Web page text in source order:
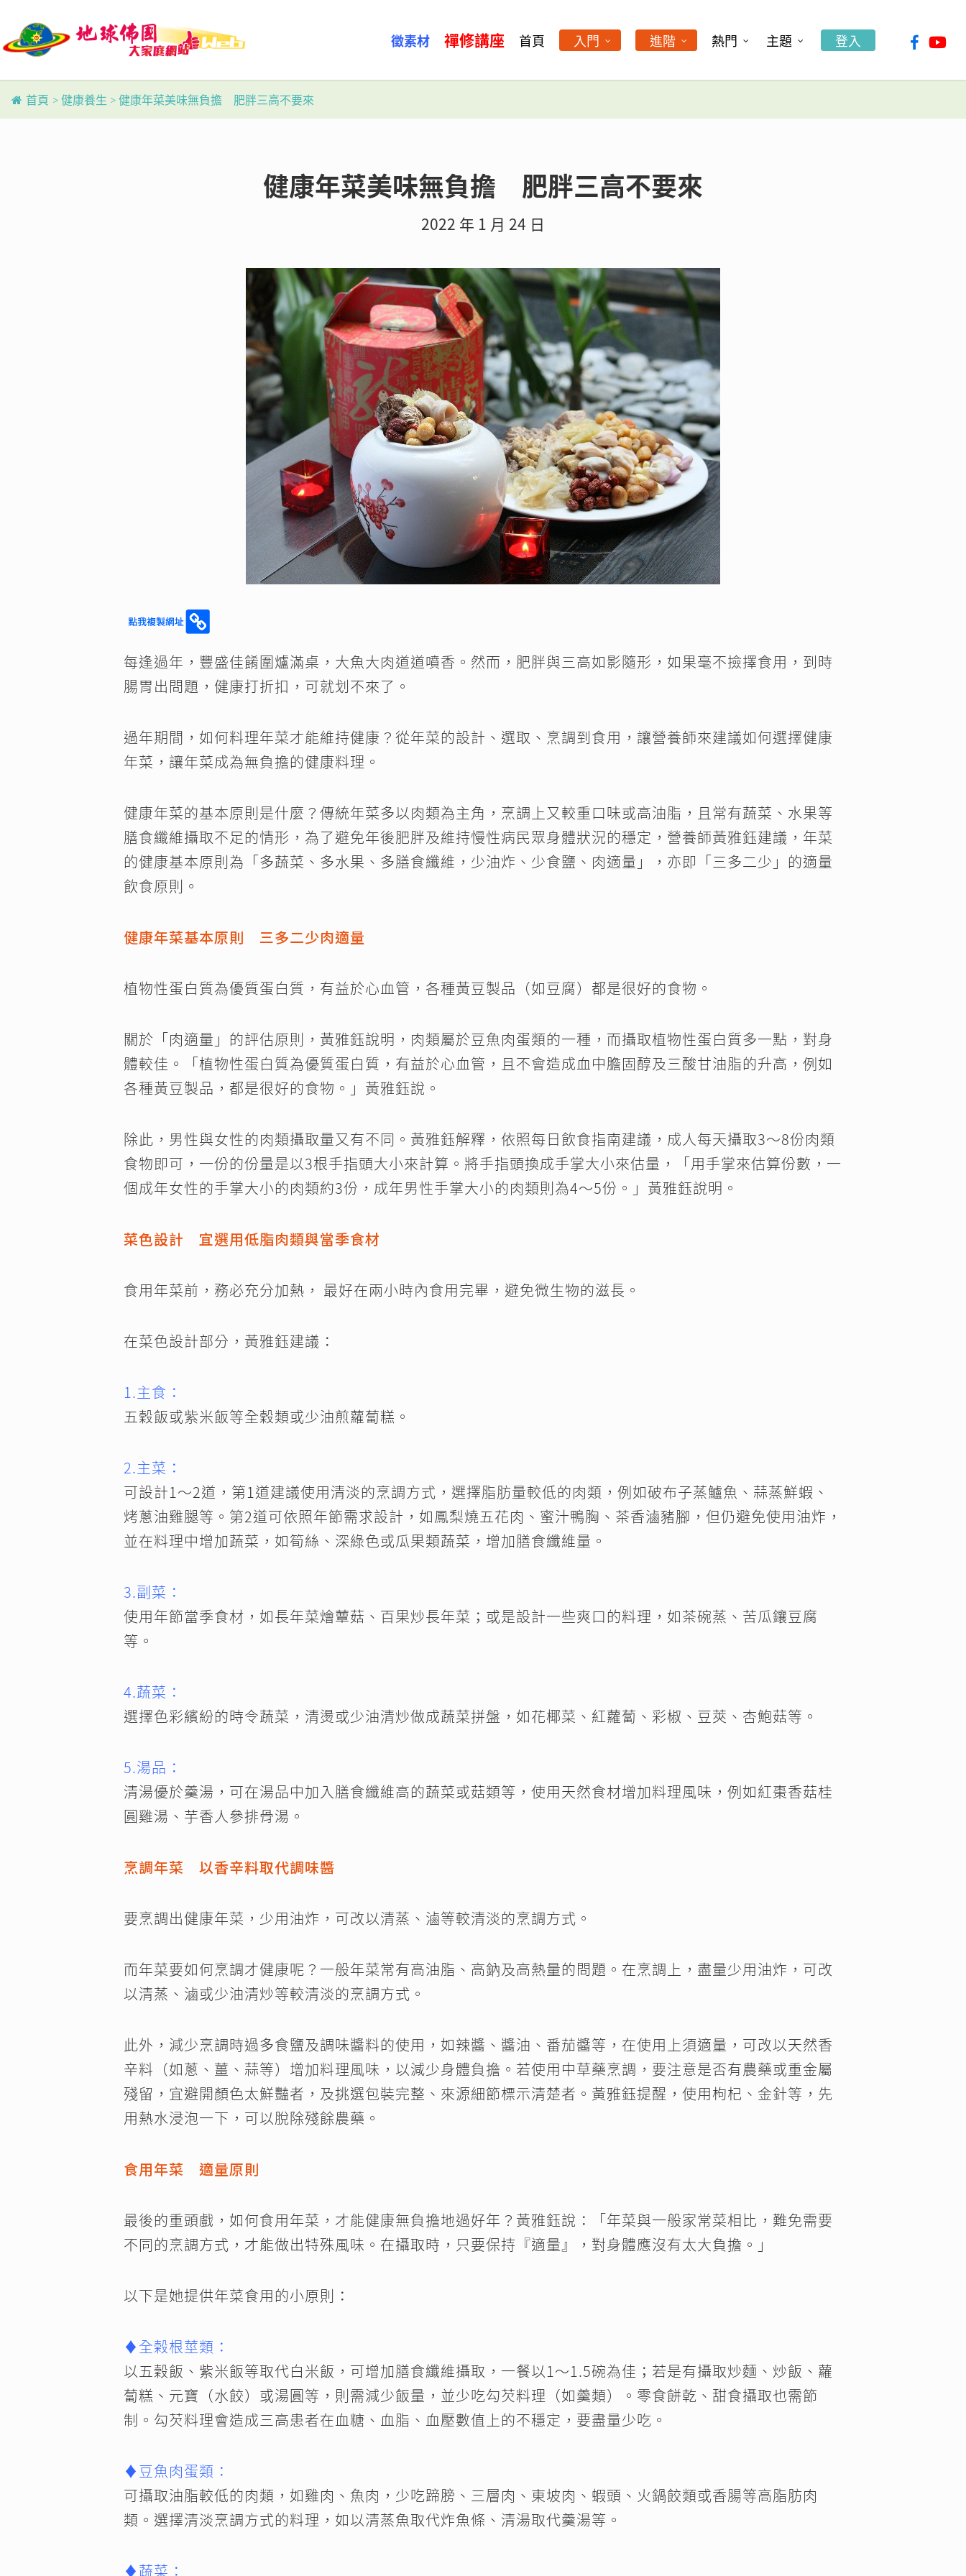
main
content
徵素材 禪修講座 首頁 入門 進階 熱門 主題 登入 facebook
首頁 > 健康養生 > 健康年菜美味無負擔 肥胖三高不要來
健康年菜美味無負擔 肥胖三高不要來
2022 年 1 月 24 日
每逢過年，豐盛佳餚圍爐滿桌，大魚大肉道道噴香。然而，肥胖與三高如影隨形，如果毫不撿擇食用，到時
腸胃出問題，健康打折扣，可就划不來了。
過年期間，如何料理年菜才能維持健康？從年菜的設計、選取、烹調到食用，讓營養師來建議如何選擇健康
年菜，讓年菜成為無負擔的健康料理。
健康年菜的基本原則是什麼？傳統年菜多以肉類為主角，烹調上又較重口味或高油脂，且常有蔬菜、水果等
膳食纖維攝取不足的情形，為了避免年後肥胖及維持慢性病民眾身體狀況的穩定，營養師黃雅鈺建議，年菜
的健康基本原則為「多蔬菜、多水果、多膳食纖維，少油炸、少食鹽、肉適量」，亦即「三多二少」的適量
飲食原則。
健康年菜基本原則 三多二少肉適量
植物性蛋白質為優質蛋白質，有益於心血管，各種黃豆製品（如豆腐）都是很好的食物。
關於「肉適量」的評估原則，黃雅鈺說明，肉類屬於豆魚肉蛋類的一種，而攝取植物性蛋白質多一點，對身
體較佳。「植物性蛋白質為優質蛋白質，有益於心血管，且不會造成血中膽固醇及三酸甘油脂的升高，例如
各種黃豆製品，都是很好的食物。」黃雅鈺說。
除此，男性與女性的肉類攝取量又有不同。黃雅鈺解釋，依照每日飲食指南建議，成人每天攝取3～8份肉類
食物即可，一份的份量是以3根手指頭大小來計算。將手指頭換成手掌大小來估量，「用手掌來估算份數，一
個成年女性的手掌大小的肉類約3份，成年男性手掌大小的肉類則為4～5份。」黃雅鈺說明。
菜色設計 宜選用低脂肉類與當季食材
食用年菜前，務必充分加熱， 最好在兩小時內食用完畢，避免微生物的滋長。
在菜色設計部分，黃雅鈺建議：
1.主食：
五穀飯或紫米飯等全穀類或少油煎蘿蔔糕。
2.主菜：
可設計1～2道，第1道建議使用清淡的烹調方式，選擇脂肪量較低的肉類，例如破布子蒸鱸魚、蒜蒸鮮蝦、
烤蔥油雞腿等。第2道可依照年節需求設計，如鳳梨燒五花肉、蜜汁鴨胸、茶香滷豬腳，但仍避免使用油炸，
並在料理中增加蔬菜，如筍絲、深綠色或瓜果類蔬菜，增加膳食纖維量。
3.副菜：
使用年節當季食材，如長年菜燴蕈菇、百果炒長年菜；或是設計一些爽口的料理，如茶碗蒸、苦瓜鑲豆腐
等。
4.蔬菜：
選擇色彩繽紛的時令蔬菜，清燙或少油清炒做成蔬菜拼盤，如花椰菜、紅蘿蔔、彩椒、豆莢、杏鮑菇等。
5.湯品：
清湯優於羹湯，可在湯品中加入膳食纖維高的蔬菜或菇類等，使用天然食材增加料理風味，例如紅棗香菇桂
圓雞湯、芋香人參排骨湯。
烹調年菜 以香辛料取代調味醬
要烹調出健康年菜，少用油炸，可改以清蒸、滷等較清淡的烹調方式。
而年菜要如何烹調才健康呢？一般年菜常有高油脂、高鈉及高熱量的問題。在烹調上，盡量少用油炸，可改
以清蒸、滷或少油清炒等較清淡的烹調方式。
此外，減少烹調時過多食鹽及調味醬料的使用，如辣醬、醬油、番茄醬等，在使用上須適量，可改以天然香
辛料（如蔥、薑、蒜等）增加料理風味，以減少身體負擔。若使用中草藥烹調，要注意是否有農藥或重金屬
殘留，宜避開顏色太鮮豔者，及挑選包裝完整、來源細節標示清楚者。黃雅鈺提醒，使用枸杞、金針等，先
用熱水浸泡一下，可以脫除殘餘農藥。
食用年菜 適量原則
最後的重頭戲，如何食用年菜，才能健康無負擔地過好年？黃雅鈺說：「年菜與一般家常菜相比，難免需要
不同的烹調方式，才能做出特殊風味。在攝取時，只要保持『適量』，對身體應沒有太大負擔。」
以下是她提供年菜食用的小原則：
♦全榖根莖類：
以五穀飯、紫米飯等取代白米飯，可增加膳食纖維攝取，一餐以1～1.5碗為佳；若是有攝取炒麵、炒飯、蘿
蔔糕、元寶（水餃）或湯圓等，則需減少飯量，並少吃勾芡料理（如羹類）。零食餅乾、甜食攝取也需節
制。勾芡料理會造成三高患者在血糖、血脂、血壓數值上的不穩定，要盡量少吃。
♦豆魚肉蛋類：
可攝取油脂較低的肉類，如雞肉、魚肉，少吃蹄膀、三層肉、東坡肉、蝦頭、火鍋餃類或香腸等高脂肪肉
類。選擇清淡烹調方式的料理，如以清蒸魚取代炸魚條、清湯取代羹湯等。
♦蔬菜：